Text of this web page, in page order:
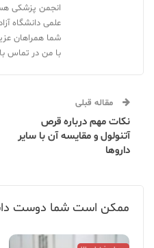
انجمن پزشکی
علمی دانشگاه
شما همراهان
با من در تماس
مقاله قبلی
نکات مهم درباره قرص
آتنولول و مقایسه آن با سایر
داروها
ممکن است شما دوست